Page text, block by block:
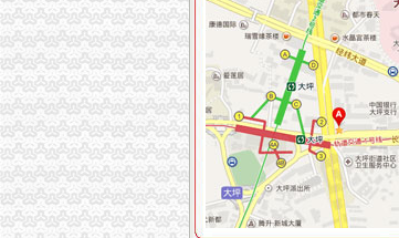
重庆海关年报
2012年重庆海关税务、昆明海
重庆海关顺利切换全国通关一
全国通关一体化启动重庆海关
重庆海关顺利切换全国通关一
重庆海关关于2012年度录用公
2013年重庆海关公告第1号-报